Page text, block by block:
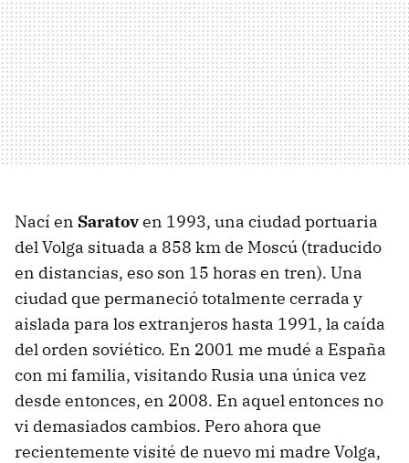
Nací en Saratoven 1993, una ciudad portuaria
del Volga situada a 858 km de Moscú (traducido
en distancias, eso son 15 horas en tren). Una
ciudad que permaneció totalmente cerrada y
aislada para los extranjeros hasta 1991, la caída
del orden soviético. En 2001 me mudé a España
con mi familia, visitando Rusia una única vez
desde entonces, en 2008. En aquel entonces no
vi demasiados cambios. Pero ahora que
recientemente visité de nuevo mi madre Volga,